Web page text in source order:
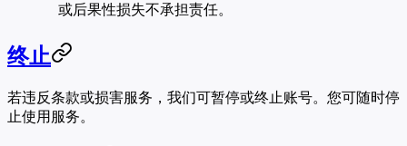
或后果性损失不承担责任。
终止
若违反条款或损害服务，我们可暂停或终止账号。您可随时停
止使用服务。